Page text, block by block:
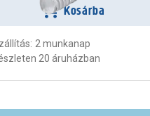
Kosárba
2 munkanap
20 áruházban